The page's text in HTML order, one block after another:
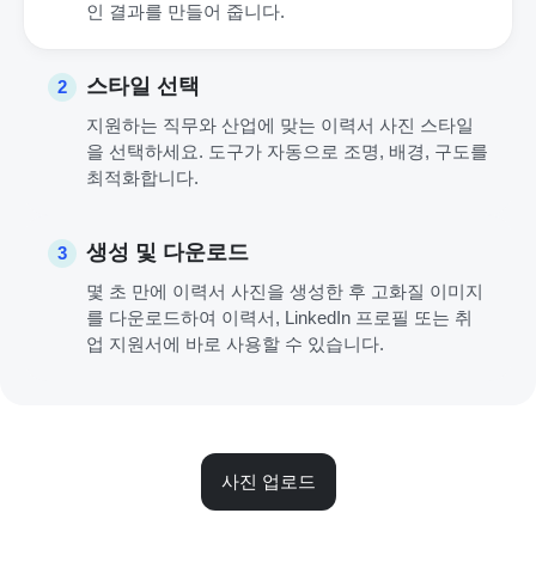
인 결과를 만들어 줍니다.
2 스타일 선택
지원하는 직무와 산업에 맞는 이력서 사진 스타일
을 선택하세요. 도구가 자동으로 조명, 배경, 구도를
최적화합니다.
3 생성 및 다운로드
몇 초 만에 이력서 사진을 생성한 후 고화질 이미지
를 다운로드하여 이력서, LinkedIn 프로필 또는 취
업 지원서에 바로 사용할 수 있습니다.
사진 업로드